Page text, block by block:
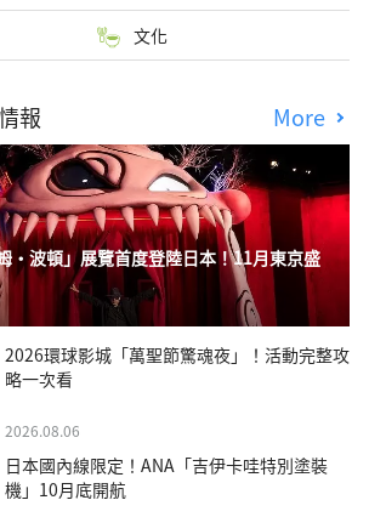
文化
報 More
・波頓」展覽首度登陸日本！11月東京盛
2026環球影城「萬聖節驚魂夜」！活動完整攻
略一次看
2026.08.06
日本國內線限定！ANA「吉伊卡哇特別塗裝
機」10月底開航